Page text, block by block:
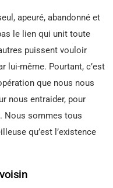
apeuré, abandonné et
le lien qui unit toute
puissent vouloir
lui-même. Pourtant, c’est
que nous nous
nous entraider, pour
Nous sommes tous
qu’est l’existence